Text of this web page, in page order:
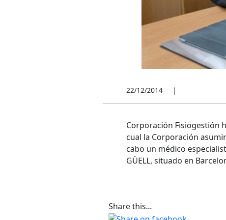
22/12/2014 |
Corporación Fisiogestión
cual la Corporación
cabo un médico
GÜELL, situado en
Share this...